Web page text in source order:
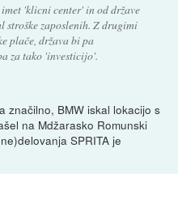
'klicni center' in od države
zaposlenih. Z drugimi
plače, država bi pa
za tako 'investicijo'.
značilno, BMW iskal lokacijo s
na Mdžarasko Romunski
SPRITA je